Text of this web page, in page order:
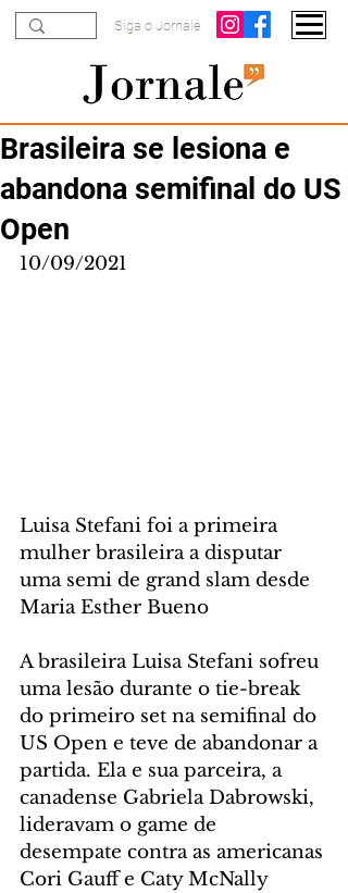
Siga o Jornale
Brasileira se lesiona e
abandona semifinal do US
Open
10/09/2021
Luisa Stefani foi a primeira
mulher brasileira a disputar
uma semi de grand slam desde
Maria Esther Bueno
A brasileira Luisa Stefani sofreu
uma lesão durante o tie-break
do primeiro set na semifinal do
US Open e teve de abandonar a
partida. Ela e sua parceira, a
canadense Gabriela Dabrowski,
lideravam o game de
desempate contra as americanas
Cori Gauff e Caty McNally